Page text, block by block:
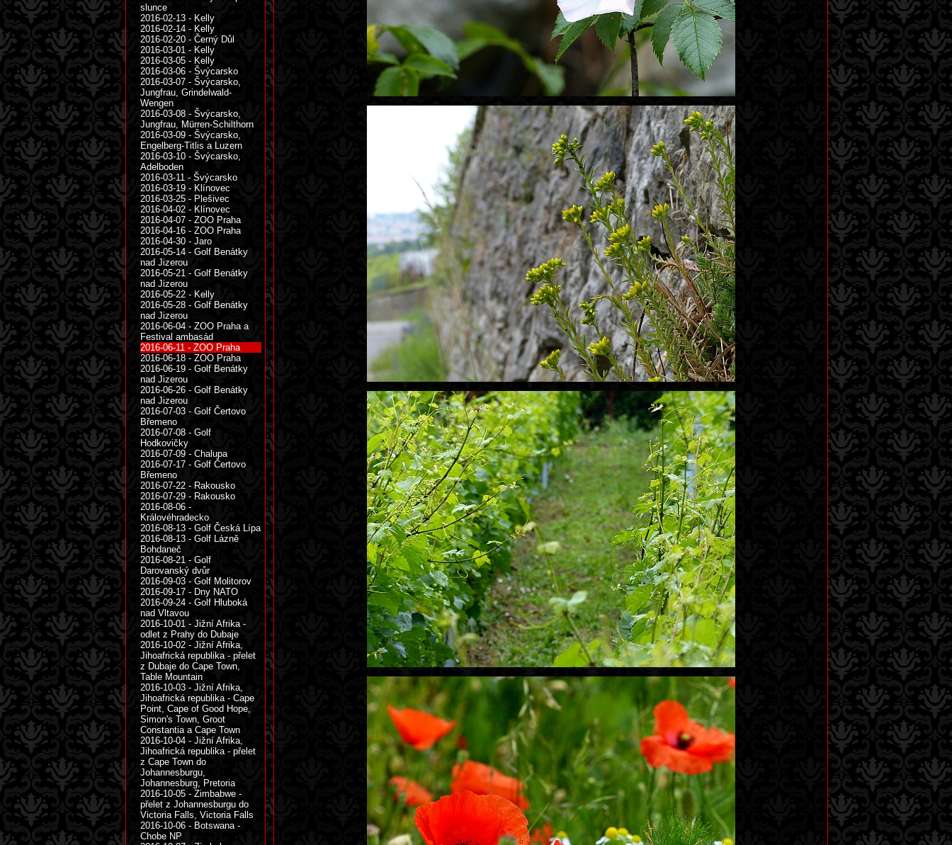
slunce
2016-02-13 - Kelly
2016-02-14 - Kelly
2016-02-20 - Černý Důl
2016-03-01 - Kelly
2016-03-05 - Kelly
2016-03-06 - Švýcarsko
2016-03-07 - Švýcarsko,
Jungfrau, Grindelwald-
Wengen
2016-03-08 - Švýcarsko,
Jungfrau, Mürren-Schilthorn
2016-03-09 - Švýcarsko,
Engelberg-Titlis a Luzern
2016-03-10 - Švýcarsko,
Adelboden
2016-03-11 - Švýcarsko
2016-03-19 - Klínovec
2016-03-25 - Plešivec
2016-04-02 - Klínovec
2016-04-07 - ZOO Praha
2016-04-16 - ZOO Praha
2016-04-30 - Jaro
2016-05-14 - Golf Benátky
nad Jizerou
2016-05-21 - Golf Benátky
nad Jizerou
2016-05-22 - Kelly
2016-05-28 - Golf Benátky
nad Jizerou
2016-06-04 - ZOO Praha a
Festival ambasád
2016-06-11 - ZOO Praha
2016-06-18 - ZOO Praha
2016-06-19 - Golf Benátky
nad Jizerou
2016-06-26 - Golf Benátky
nad Jizerou
2016-07-03 - Golf Čertovo
Břemeno
2016-07-08 - Golf
Hodkovičky
2016-07-09 - Chalupa
2016-07-17 - Golf Čertovo
Břemeno
2016-07-22 - Rakousko
2016-07-29 - Rakousko
2016-08-06 -
Královéhradecko
2016-08-13 - Golf Česká Lípa
2016-08-13 - Golf Lázně
Bohdaneč
2016-08-21 - Golf
Darovanský dvůr
2016-09-03 - Golf Molitorov
2016-09-17 - Dny NATO
2016-09-24 - Golf Hluboká
nad Vltavou
2016-10-01 - Jižní Afrika -
odlet z Prahy do Dubaje
2016-10-02 - Jižní Afrika,
Jihoafrická republika - přelet
z Dubaje do Cape Town,
Table Mountain
2016-10-03 - Jižní Afrika,
Jihoafrická republika - Cape
Point, Cape of Good Hope,
Simon's Town, Groot
Constantia a Cape Town
2016-10-04 - Jižní Afrika,
Jihoafrická republika - přelet
z Cape Town do
Johannesburgu,
Johannesburg, Pretoria
2016-10-05 - Zimbabwe -
přelet z Johannesburgu do
Victoria Falls, Victoria Falls
2016-10-06 - Botswana -
Chobe NP